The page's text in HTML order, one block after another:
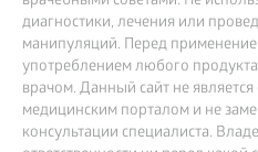
диагностики, лечения или
манипуляций. Перед
употреблением любого
врачом. Данный сайт не
медицинским порталом и не
консультации специалиста.